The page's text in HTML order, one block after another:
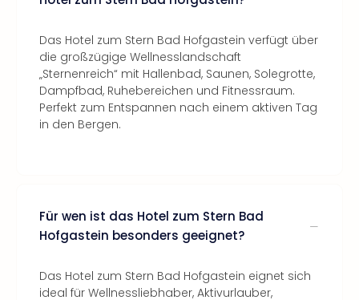
Das Hotel zum Stern Bad Hofgastein verfügt über
die großzügige Wellnesslandschaft
„Sternenreich“ mit Hallenbad, Saunen, Solegrotte,
Dampfbad, Ruhebereichen und Fitnessraum.
Perfekt zum Entspannen nach einem aktiven Tag
in den Bergen.
Für wen ist das Hotel zum Stern Bad
Hofgastein besonders geeignet?
Das Hotel zum Stern Bad Hofgastein eignet sich
ideal für Wellnessliebhaber, Aktivurlauber,